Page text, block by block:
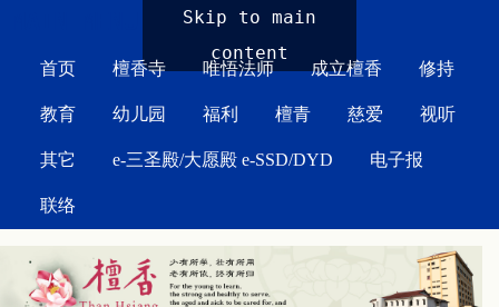
Skip to main
content
首页 檀香寺 唯悟法师 成立檀香 修持
教育 幼儿园 福利 檀青 慈爱 视听
其它 e-三圣殿/大愿殿 e-SSD/DYD 电子报
联络